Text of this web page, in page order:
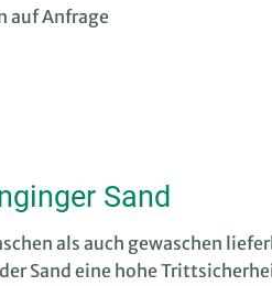
auf Anfrage
Sand
als auch gewaschen
Sand eine hohe